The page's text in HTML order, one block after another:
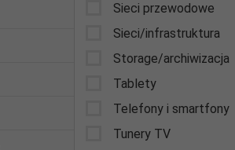
Sieci przewodowe
Sieci/infrastruktura
Storage/archiwizacja
Tablety
Telefony i smartfony
Tunery TV